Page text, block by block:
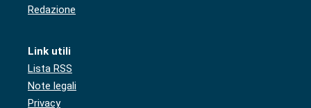
Redazione
Link utili
Lista RSS
Note legali
Privacy